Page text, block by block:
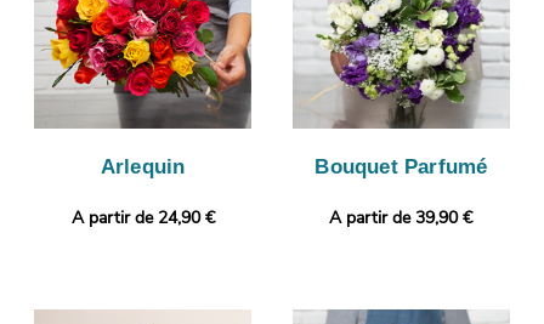
Arlequin
A partir de 24,90 €
Bouquet Parfumé
A partir de 39,90 €